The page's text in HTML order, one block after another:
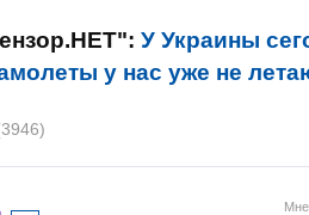
У Украины
у нас уже не
Мне